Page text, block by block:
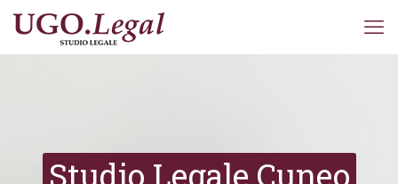
Studio Legale Cuneo